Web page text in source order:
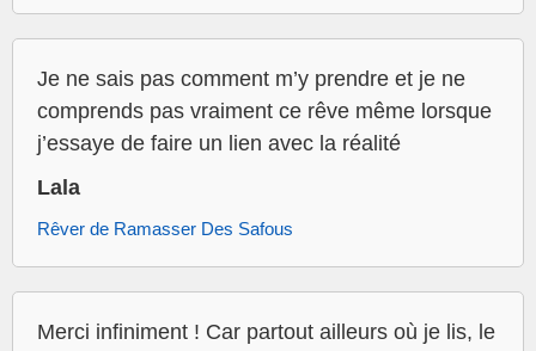
Je ne sais pas comment m’y prendre et je ne
comprends pas vraiment ce rêve même lorsque
j’essaye de faire un lien avec la réalité
Lala
Rêver de Ramasser Des Safous
Merci infiniment ! Car partout ailleurs où je lis, le